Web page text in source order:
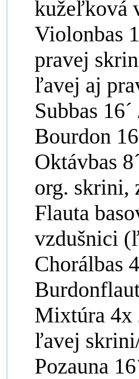
kužeľková
Violonbas
pravej
ľavej aj
Subbas
Bourdon
Oktávbas
org. skrini,
Flauta
vzdušnici
Chorálbas
Mixtúra 4x
ľavej
Pozauna